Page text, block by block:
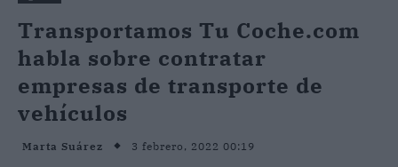
Transportamos Tu Coche.com
habla sobre contratar
empresas de transporte de
vehículos
Marta Suárez 3 febrero, 2022 00:19